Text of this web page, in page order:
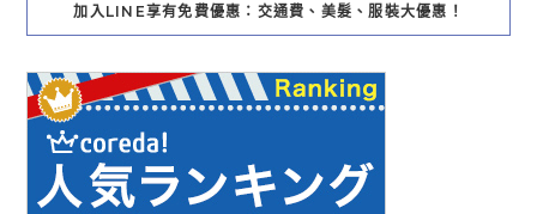
加入LINE享有免費優惠：交通費、美髮、服裝大優惠！